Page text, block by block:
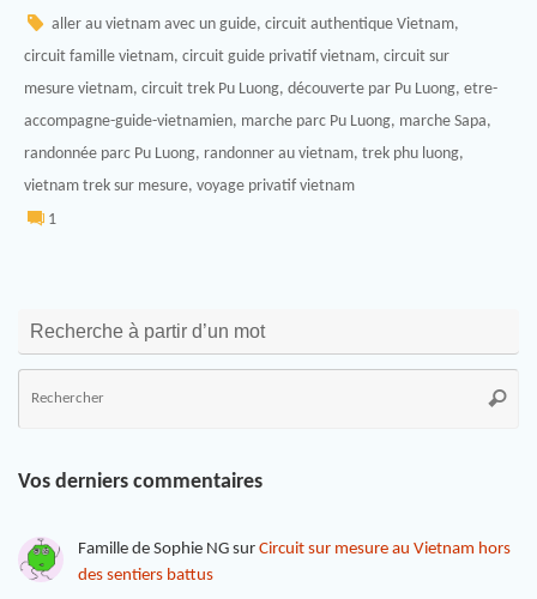
aller au vietnam avec un guide, circuit authentique Vietnam,
circuit famille vietnam, circuit guide privatif vietnam, circuit sur
mesure vietnam, circuit trek Pu Luong, découverte par Pu Luong, etre-
accompagne-guide-vietnamien, marche parc Pu Luong, marche Sapa,
randonnée parc Pu Luong, randonner au vietnam, trek phu luong,
vietnam trek sur mesure, voyage privatif vietnam
1
Recherche à partir d’un mot
Vos derniers commentaires
Famille de Sophie NGsur Circuit sur mesure au Vietnam hors
des sentiers battus